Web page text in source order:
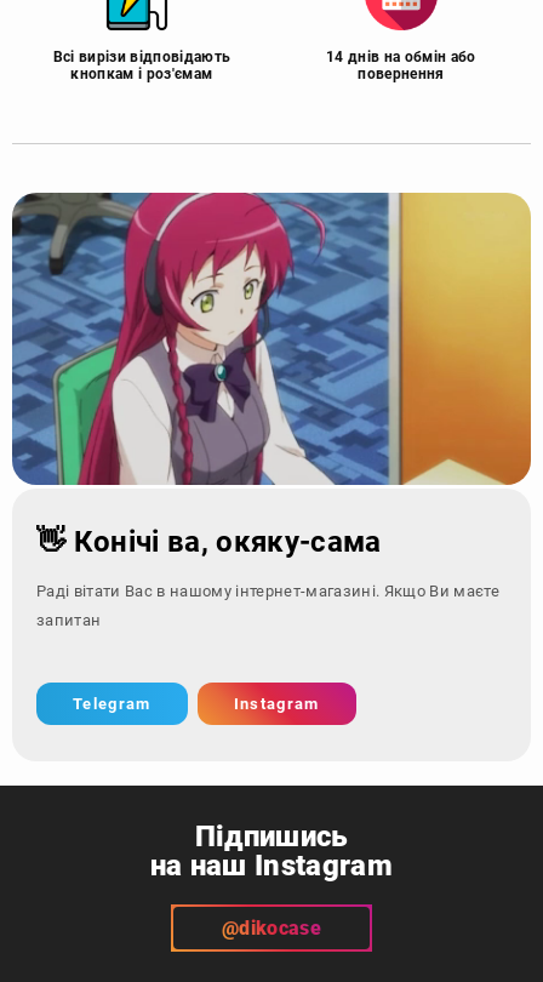
Всі вирізи відповідають
кнопкам і роз'ємам
14 днів на обмін або
повернення
👋 Конічі ва, окяку-сама
Раді вітати Вас в нашому інтернет-магазині. Якщо Ви маєте
запитання - зверніт
Telegram Instagram
Підпишись
на наш Instagram
@dikocase